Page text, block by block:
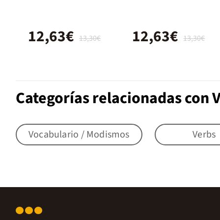
13,30€
12,63€ 13,30€
12,63€
Categorías relacionadas con
Vocabulario / Modismos Verbs